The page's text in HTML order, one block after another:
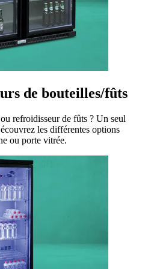
de bouteilles/fûts
refroidisseur de fûts ? Un seul
les différentes options
ou porte vitrée.